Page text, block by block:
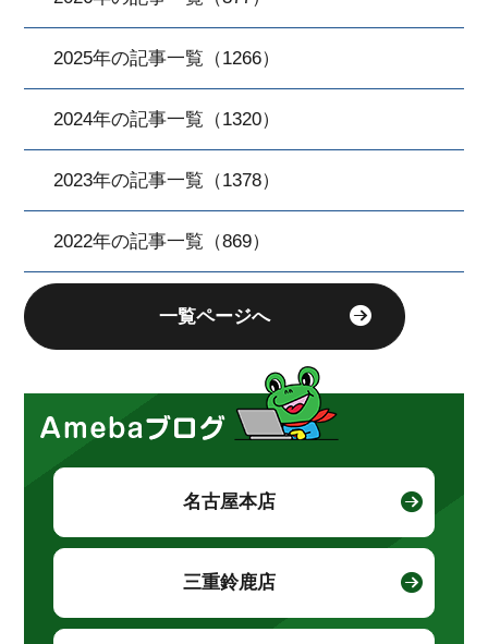
2025年の記事一覧（1266）
2024年の記事一覧（1320）
2023年の記事一覧（1378）
2022年の記事一覧（869）
一覧ページへ
名古屋本店
三重鈴鹿店